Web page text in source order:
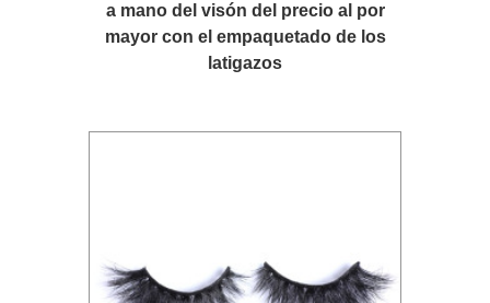
a mano del visón del precio al por
mayor con el empaquetado de los
latigazos